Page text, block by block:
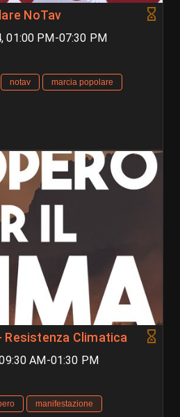
NoTav
01:00 PM-07:30 PM
notav marcia popolare
Resistenza Climatica
AM-01:30 PM
manifestazione